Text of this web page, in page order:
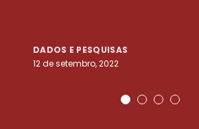
DADOS E PESQUISAS
12 de setembro, 2022